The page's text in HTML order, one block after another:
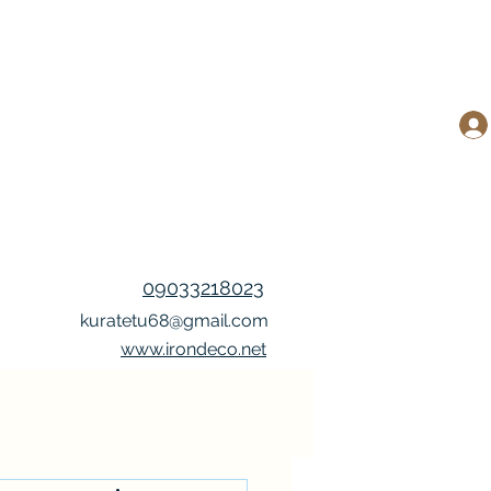
09033218023
kuratetu68@gmail.com
www.irondeco.net